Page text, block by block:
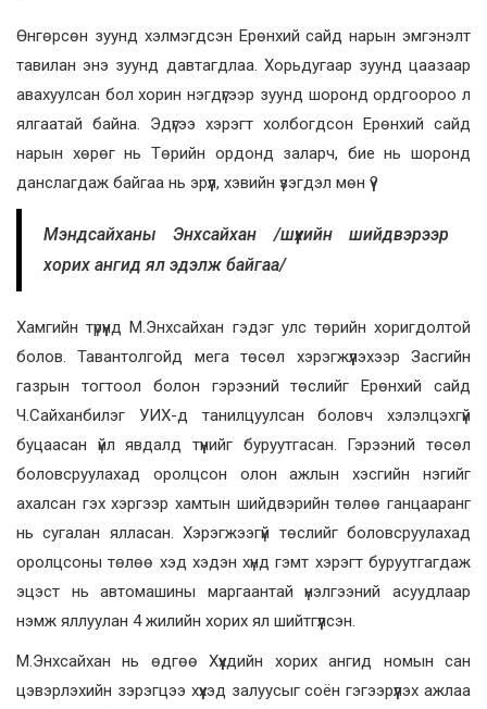
Өнгөрсөн зуунд хэлмэгдсэн Ерөнхий сайд нарын эмгэнэлт
тавилан энэ зуунд давтагдлаа. Хорьдугаар зуунд цаазаар
авахуулсан бол хорин нэгдүгээр зуунд шоронд ордгоороо л
ялгаатай байна. Эдүгээ хэрэгт холбогдсон Ерөнхий сайд
нарын хөрөг нь Төрийн ордонд заларч, бие нь шоронд
данслагдаж байгаа нь эрүүл, хэвийн үзэгдэл мөн үү?
Мэндсайханы Энхсайхан /шүүхийн шийдвэрээр
хорих ангид ял эдэлж байгаа/
Хамгийн түрүүнд М.Энхсайхан гэдэг улс төрийн хоригдолтой
болов. Тавантолгойд мега төсөл хэрэгжүүлэхээр Засгийн
газрын тогтоол болон гэрээний төслийг Ерөнхий сайд
Ч.Сайханбилэг УИХ-д танилцуулсан боловч хэлэлцэхгүй
буцаасан үйл явдалд түүнийг буруутгасан. Гэрээний төсөл
боловсруулахад оролцсон олон ажлын хэсгийн нэгийг
ахалсан гэх хэргээр хамтын шийдвэрийн төлөө ганцааранг
нь сугалан ялласан. Хэрэгжээгүй төслийг боловсруулахад
оролцсоны төлөө хэд хэдэн хүнд гэмт хэрэгт буруутгагдаж
эцэст нь автомашины маргаантай үнэлгээний асуудлаар
нэмж яллуулан 4 жилийн хорих ял шийтгүүлсэн.
М.Энхсайхан нь өдгөө Хүүхдийн хорих ангид номын сан
цэвэрлэхийн зэрэгцээ хүүхэд залуусыг соён гэгээрүүлэх ажлаа